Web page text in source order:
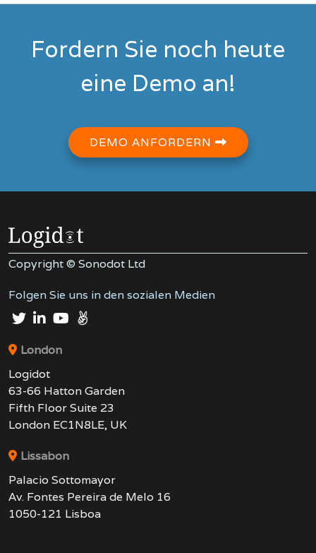
Fordern Sie noch heute
eine Demo an!
DEMO ANFORDERN
Copyright © Sonodot Ltd
Folgen Sie uns in den sozialen Medien
London
Logidot
63-66 Hatton Garden
Fifth Floor Suite 23
London EC1N8LE, UK
Lissabon
Palacio Sottomayor
Av. Fontes Pereira de Melo 16
1050-121 Lisboa